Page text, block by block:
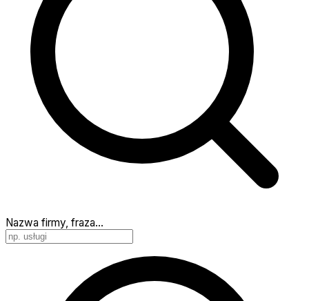
Nazwa firmy, fraza…